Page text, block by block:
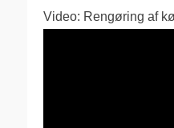
Video: Rengøring af